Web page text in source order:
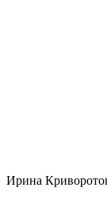
Ирина